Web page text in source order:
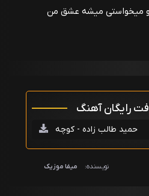
میخواستی میشه عشق من
رایگان آهنگ
حمید طالب زاده - کوچه
نویسنده: میفا موزیک